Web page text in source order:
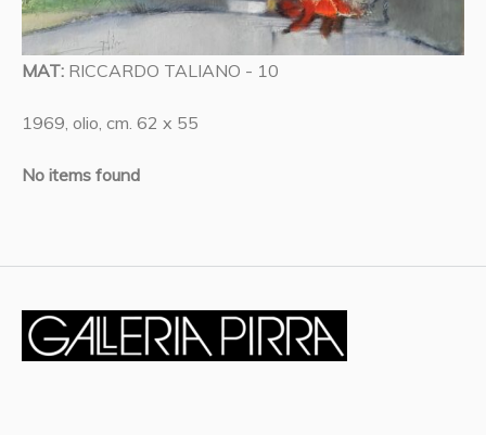
MAT: RICCARDO TALIANO - 10
1969, olio, cm. 62 x 55
No items found